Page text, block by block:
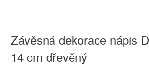
Závěsná dekorace nápis
14 cm dřevěný